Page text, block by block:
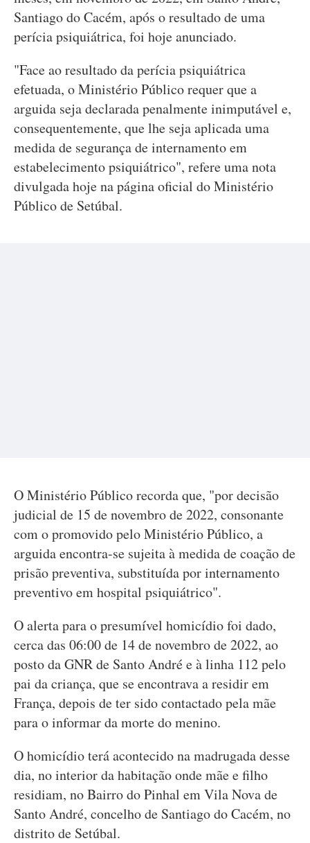
Santiago do Cacém, após o resultado de uma
perícia psiquiátrica, foi hoje anunciado.
"Face ao resultado da perícia psiquiátrica
efetuada, o Ministério Público requer que a
arguida seja declarada penalmente inimputável e,
consequentemente, que lhe seja aplicada uma
medida de segurança de internamento em
estabelecimento psiquiátrico", refere uma nota
divulgada hoje na página oficial do Ministério
Público de Setúbal.
O Ministério Público recorda que, "por decisão
judicial de 15 de novembro de 2022, consonante
com o promovido pelo Ministério Público, a
arguida encontra-se sujeita à medida de coação de
prisão preventiva, substituída por internamento
preventivo em hospital psiquiátrico".
O alerta para o presumível homicídio foi dado,
cerca das 06:00 de 14 de novembro de 2022, ao
posto da GNR de Santo André e à linha 112 pelo
pai da criança, que se encontrava a residir em
França, depois de ter sido contactado pela mãe
para o informar da morte do menino.
O homicídio terá acontecido na madrugada desse
dia, no interior da habitação onde mãe e filho
residiam, no Bairro do Pinhal em Vila Nova de
Santo André, concelho de Santiago do Cacém, no
distrito de Setúbal.